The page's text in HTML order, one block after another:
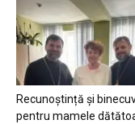
Recunoștință și
pentru mamele